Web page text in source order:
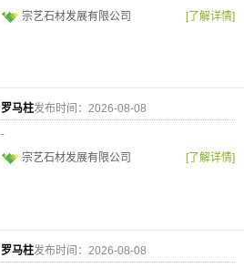
宗艺石材发展有限公司
[了解详情]
罗马柱发布时间：2026-08-08
-
宗艺石材发展有限公司
[了解详情]
罗马柱发布时间：2026-08-08